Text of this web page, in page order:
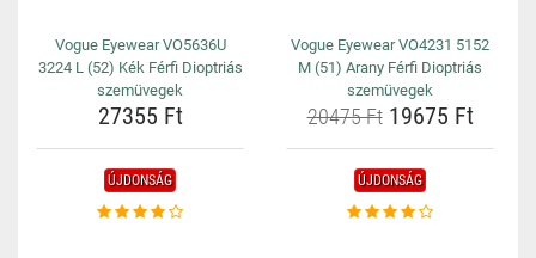
Vogue Eyewear VO5636U
3224 L (52) Kék Férfi Dioptriás
szemüvegek
27355 Ft
Vogue Eyewear VO4231 5152
M (51) Arany Férfi Dioptriás
szemüvegek
20475 Ft19675 Ft
ÚJDONSÁG ÚJDONSÁG